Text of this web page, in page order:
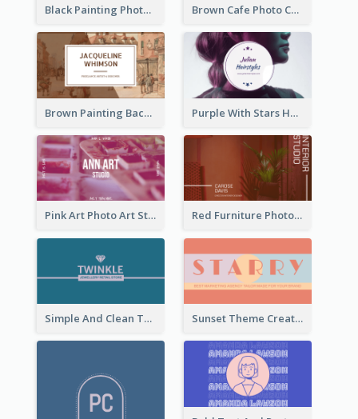
Black Painting Photo Art Studio Business Card Brown Cafe Photo Coffee Shop Business Card
Brown Painting Background Artist Business Card Purple With Stars Hair Salon Business Card
Pink Art Photo Art Studio Business Card Red Furniture Photo Interior Design Business Card
Simple And Clean Teal Business Card Design Sunset Theme Creative Agency Business Card Design